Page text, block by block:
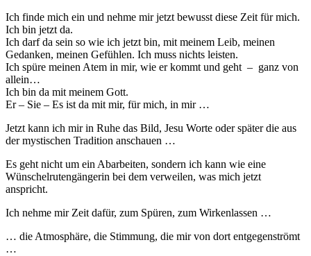
Ich finde mich ein und nehme mir jetzt bewusst diese Zeit für mich.
Ich bin jetzt da.
Ich darf da sein so wie ich jetzt bin, mit meinem Leib, meinen
Gedanken, meinen Gefühlen. Ich muss nichts leisten.
Ich spüre meinen Atem in mir, wie er kommt und geht – ganz von
allein…
Ich bin da mit meinem Gott.
Er – Sie – Es ist da mit mir, für mich, in mir …
Jetzt kann ich mir in Ruhe das Bild, Jesu Worte oder später die aus
der mystischen Tradition anschauen …
Es geht nicht um ein Abarbeiten, sondern ich kann wie eine
Wünschelrutengängerin bei dem verweilen, was mich jetzt
anspricht.
Ich nehme mir Zeit dafür, zum Spüren, zum Wirkenlassen …
… die Atmosphäre, die Stimmung, die mir von dort entgegenströmt
…